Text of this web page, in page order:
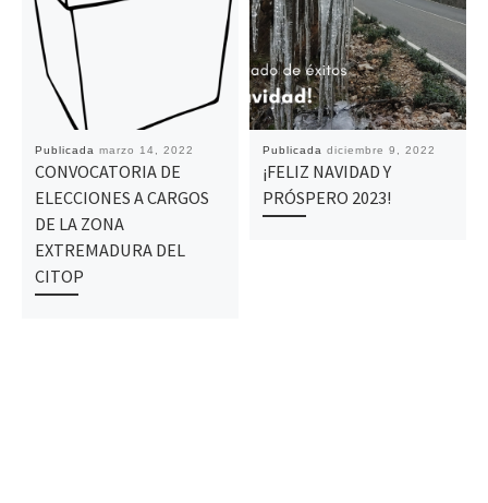
Publicada marzo 14, 2022
CONVOCATORIA DE
ELECCIONES A CARGOS
DE LA ZONA
EXTREMADURA DEL
CITOP
Publicada diciembre 9, 2022
¡FELIZ NAVIDAD Y
PRÓSPERO 2023!